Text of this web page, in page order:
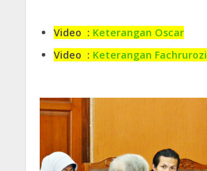
Video : Keterangan Oscar
Video : Keterangan Fachrurozi